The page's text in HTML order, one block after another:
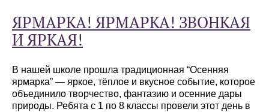
ЯРМАРКА! ЯРМАРКА! ЗВОНКАЯ
И ЯРКАЯ!
В нашей школе прошла традиционная “Осенняя
ярмарка” — яркое, тёплое и вкусное событие, которое
объединило творчество, фантазию и осенние дары
природы. Ребята с 1 по 8 классы провели этот день в